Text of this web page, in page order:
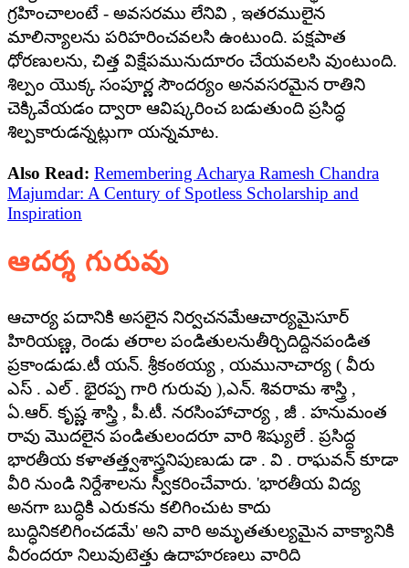
గ్రహించాలంటే - అవసరము లేనివి , ఇతరములైన
మాలిన్యాలను పరిహరించవలసి ఉంటుంది. పక్షపాత
ధోరణులను, చిత్త విక్షేపమునుదూరం చేయవలసి వుంటుంది.
శిల్పం యొక్క సంపూర్ణ సౌందర్యం అనవసరమైన రాతిని
చెక్కివేయడం ద్వారా ఆవిష్కరించ బడుతుంది ప్రసిద్ధ
శిల్పకారుడన్నట్లుగా యన్నమాట.
Also Read: Remembering Acharya Ramesh Chandra
Majumdar: A Century of Spotless Scholarship and
Inspiration
ఆదర్శ గురువు
ఆచార్య పదానికి అసలైన నిర్వచనమేఆచార్యమైసూర్
హిరియణ్ణ, రెండు తరాల పండితులనుతీర్చిదిద్దినపండిత
ప్రకాండుడు.టీ యన్. శ్రీకంఠయ్య , యమునాచార్య ( వీరు
ఎస్ . ఎల్ . భైరప్ప గారి గురువు ),ఎన్. శివరామ శాస్త్రి ,
ఏ.ఆర్. కృష్ణ శాస్త్రి , పీ.టీ. నరసింహాచార్య , జీ . హనుమంత
రావు మొదలైన పండితులందరూ వారి శిష్యులే . ప్రసిద్ధ
భారతీయ కళాతత్త్వశాస్త్రనిపుణుడు డా . వి . రాఘవన్ కూడా
వీరి నుండి నిర్దేశాలను స్వీకరించేవారు. 'భారతీయ విద్య
అనగా బుద్ధికి ఎరుకను కలిగించుట కాదు
బుద్ధినికలిగించడమే' అని వారి అమృతతుల్యమైన వాక్యానికి
వీరందరూ నిలువుటెత్తు ఉదాహరణలు వారిది